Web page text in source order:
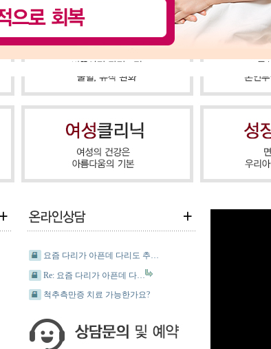
요즘 다리가 아픈데 다리도 추…
Re: 요즘 다리가 아픈데 다…
척추측만증 치료 가능한가요?